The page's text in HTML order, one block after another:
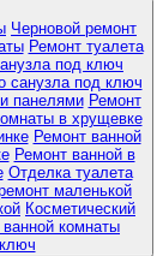
Черновой ремонт
Ремонт туалета
под ключ
санузла под ключ
панелями Ремонт
в хрущевке
Ремонт ванной
Ремонт ванной в
Отделка туалета
маленькой
Косметический
комнаты